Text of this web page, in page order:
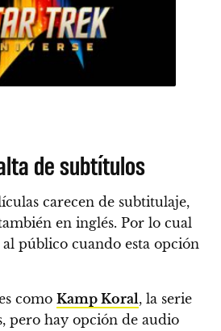
de subtítulos
carecen de subtitulaje,
en inglés. Por lo cual
público cuando esta opción
como Kamp Koral, la serie
pero hay opción de audio